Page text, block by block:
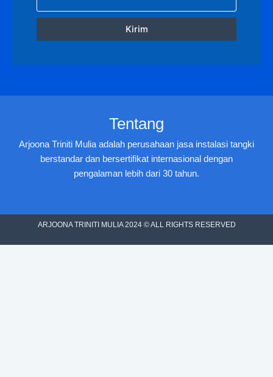
Kirim
Tentang
Arjoona Triniti Mulia adalah perusahaan jasa instalasi tangki
berstandar dan bersertifikat internasional dengan
pengalaman lebih dari 30 tahun.
ARJOONA TRINITI MULIA 2024 © ALL RIGHTS RESERVED